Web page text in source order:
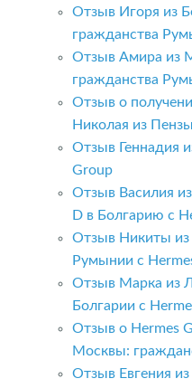
Отзыв Игоря из
гражданства
Отзыв Амира из
гражданства
Отзыв о
Николая из Пензы
Отзыв Геннадия
Group
Отзыв Василия
D в Болгарию с
Отзыв Никиты из
Румынии с
Отзыв Марка из
Болгарии с
Отзыв о Hermes
Москвы:
Отзыв Евгения